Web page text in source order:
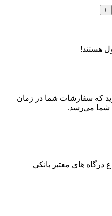
هستند!
که سفارشات شما در زمان
شما می‌رسد.
درگاه های معتبر بانکی